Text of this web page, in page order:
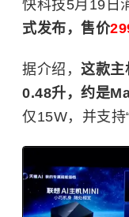
快科技5月19日
式发布，售价
据介绍， 这款主
0.48升，约是
仅15W，并支持